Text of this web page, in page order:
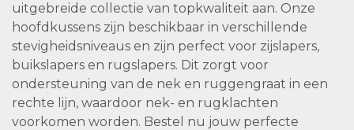
uitgebreide collectie van topkwaliteit aan. Onze
hoofdkussens zijn beschikbaar in verschillende
stevigheidsniveaus en zijn perfect voor zijslapers,
buikslapers en rugslapers. Dit zorgt voor
ondersteuning van de nek en ruggengraat in een
rechte lijn, waardoor nek- en rugklachten
voorkomen worden. Bestel nu jouw perfecte